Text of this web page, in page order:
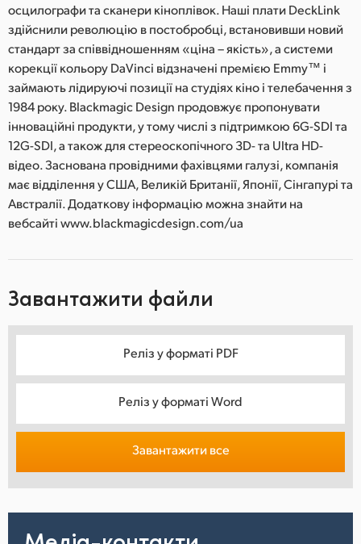
осцилографи та сканери кіноплівок. Наші плати DeckLink
здійснили революцію в постобробці, встановивши новий
стандарт за співвідношенням «ціна – якість», а системи
корекції кольору DaVinci відзначені премією Emmy™ і
займають лідируючі позиції на студіях кіно і телебачення з
1984 року. Blackmagic Design продовжує пропонувати
інноваційні продукти, у тому числі з підтримкою 6G-SDI та
12G-SDI, а також для стереоскопічного 3D- та Ultra HD-
відео. Заснована провідними фахівцями галузі, компанія
має відділення у США, Великій Британії, Японії, Сінгапурі та
Австралії. Додаткову інформацію можна знайти на
вебсайті www.blackmagicdesign.com/ua
Завантажити файли
Реліз у форматі PDF
Реліз у форматі Word
Завантажити все